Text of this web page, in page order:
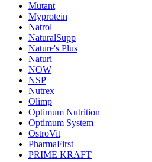
Mutant
Myprotein
Natrol
NaturalSupp
Nature's Plus
Naturi
NOW
NSP
Nutrex
Olimp
Optimum Nutrition
Optimum System
OstroVit
PharmaFirst
PRIME KRAFT